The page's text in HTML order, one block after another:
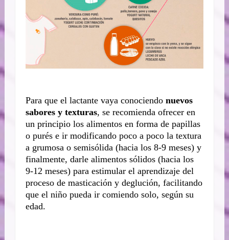
Para que el lactante vaya conociendo nuevos
sabores y texturas, se recomienda ofrecer en
un principio los alimentos en forma de papillas
o purés e ir modificando poco a poco la textura
a grumosa o semisólida (hacia los 8-9 meses) y
finalmente, darle alimentos sólidos (hacia los
9-12 meses) para estimular el aprendizaje del
proceso de masticación y deglución, facilitando
que el niño pueda ir comiendo solo, según su
edad.